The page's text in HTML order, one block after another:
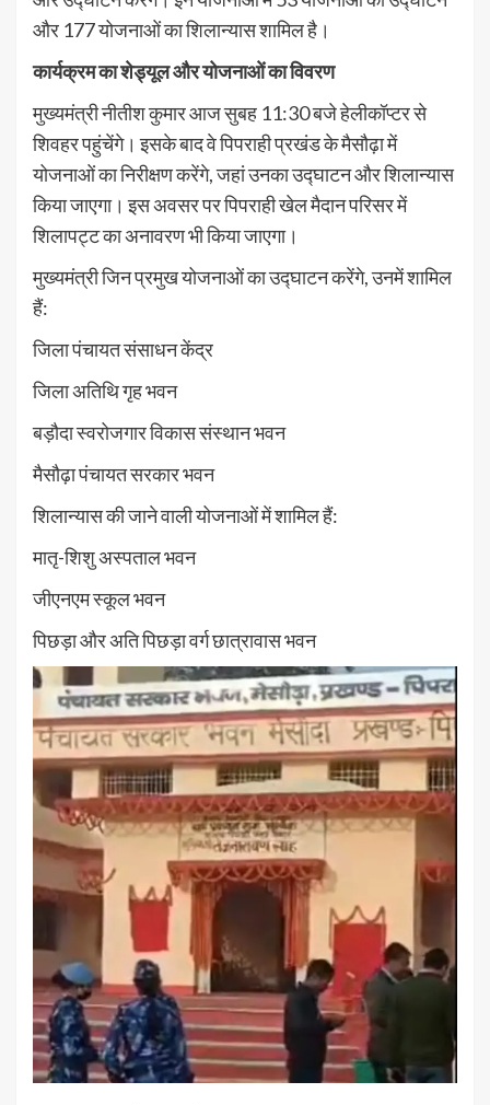
और 177 योजनाओं का शिलान्यास शामिल है।
कार्यक्रम का शेड्यूल और योजनाओं का विवरण
मुख्यमंत्री नीतीश कुमार आज सुबह 11:30 बजे हेलीकॉप्टर से
शिवहर पहुंचेंगे। इसके बाद वे पिपराही प्रखंड के मैसौढ़ा में
योजनाओं का निरीक्षण करेंगे, जहां उनका उद्घाटन और शिलान्यास
किया जाएगा। इस अवसर पर पिपराही खेल मैदान परिसर में
शिलापट्ट का अनावरण भी किया जाएगा।
मुख्यमंत्री जिन प्रमुख योजनाओं का उद्घाटन करेंगे, उनमें शामिल
हैं:
जिला पंचायत संसाधन केंद्र
जिला अतिथि गृह भवन
बड़ौदा स्वरोजगार विकास संस्थान भवन
मैसौढ़ा पंचायत सरकार भवन
शिलान्यास की जाने वाली योजनाओं में शामिल हैं:
मातृ-शिशु अस्पताल भवन
जीएनएम स्कूल भवन
पिछड़ा और अति पिछड़ा वर्ग छात्रावास भवन